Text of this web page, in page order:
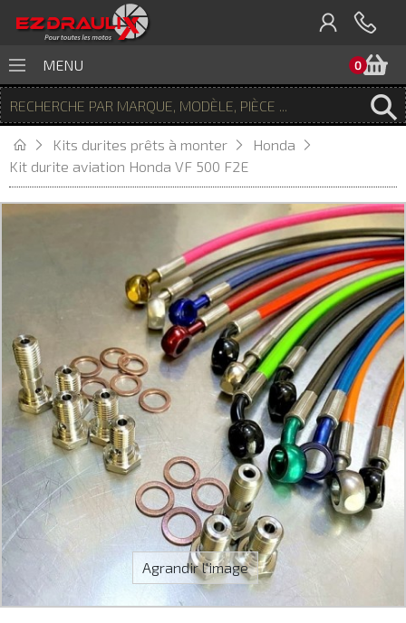
0
MENU
Kits durites prêts à monter
Honda
Kit durite aviation Honda VF 500 F2E
Agrandir l'image